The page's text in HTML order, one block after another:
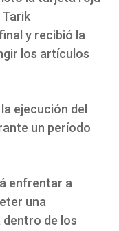
y recibió la
los artículos
ejecución del
un período
enfrentar a
una
de los